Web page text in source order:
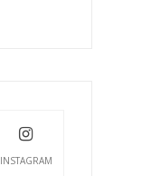
INSTAGRAM